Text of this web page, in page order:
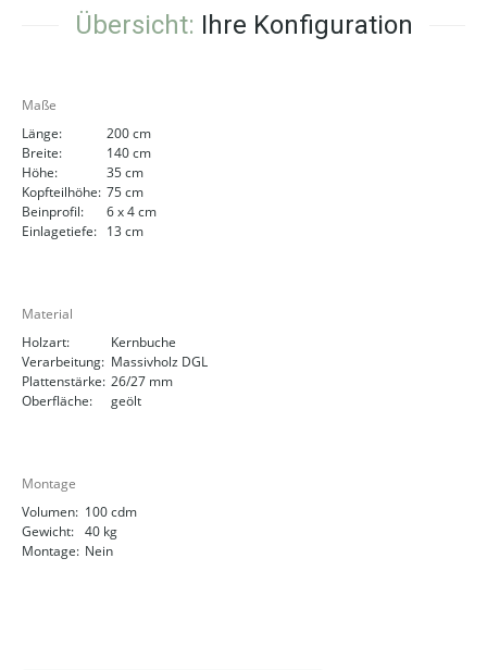
Übersicht: Ihre Konfiguration
Maße
Länge:
200 cm
Breite:
140 cm
Höhe:
35 cm
Kopfteilhöhe: 75 cm
Beinprofil:
6 x 4 cm
Einlagetiefe: 13 cm
Material
Holzart:
Kernbuche
Verarbeitung: Massivholz DGL
Plattenstärke: 26/27 mm
Oberfläche:
geölt
Montage
Volumen: 100 cdm
Gewicht: 40 kg
Montage: Nein